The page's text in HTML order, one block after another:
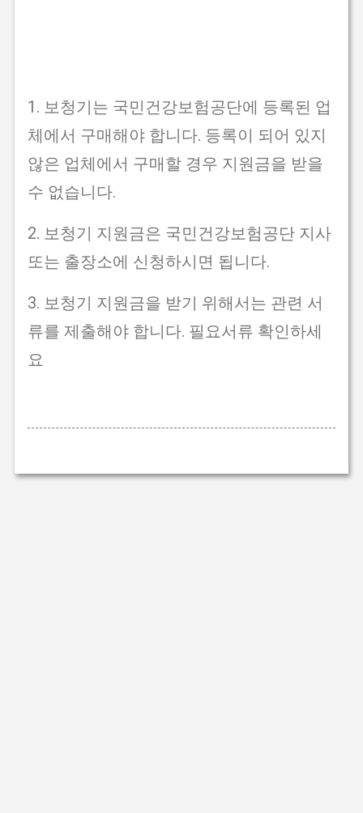
1. 보청기는 국민건강보험공단에 등록된 업
체에서 구매해야 합니다. 등록이 되어 있지
않은 업체에서 구매할 경우 지원금을 받을
수 없습니다.
2. 보청기 지원금은 국민건강보험공단 지사
또는 출장소에 신청하시면 됩니다.
3. 보청기 지원금을 받기 위해서는 관련 서
류를 제출해야 합니다. 필요서류 확인하세
요